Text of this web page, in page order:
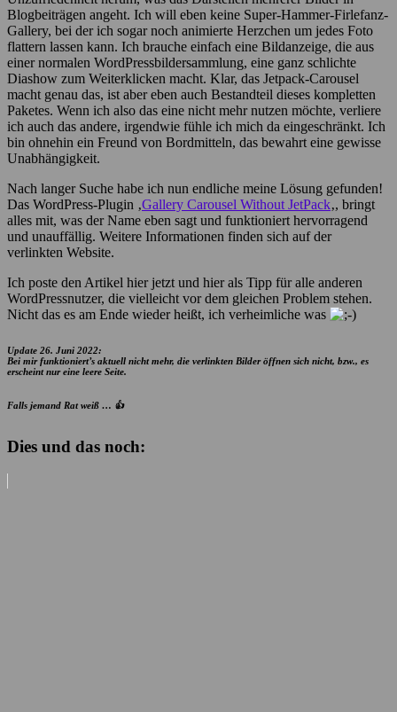
Blogbeiträgen angeht. Ich will eben keine Super-Hammer-Firlefanz-
Gallery, bei der ich sogar noch animierte Herzchen um jedes Foto
flattern lassen kann. Ich brauche einfach eine Bildanzeige, die aus
einer normalen WordPressbildersammlung, eine ganz schlichte
Diashow zum Weiterklicken macht. Klar, das Jetpack-Carousel
macht genau das, ist aber eben auch Bestandteil dieses kompletten
Paketes. Wenn ich also das eine nicht mehr nutzen möchte, verliere
ich auch das andere, irgendwie fühle ich mich da eingeschränkt. Ich
bin ohnehin ein Freund von Bordmitteln, das bewahrt eine gewisse
Unabhängigkeit.
Nach langer Suche habe ich nun endliche meine Lösung gefunden!
Das WordPress-Plugin ‚Gallery Carousel Without JetPack‚, bringt
alles mit, was der Name eben sagt und funktioniert hervorragend
und unauffällig. Weitere Informationen finden sich auf der
verlinkten Website.
Ich poste den Artikel hier jetzt und hier als Tipp für alle anderen
WordPressnutzer, die vielleicht vor dem gleichen Problem stehen.
Nicht das es am Ende wieder heißt, ich verheimliche was
Update 26. Juni 2022:
Bei mir funktioniert’s aktuell nicht mehr, die verlinkten Bilder öffnen sich nicht, bzw., es
erscheint nur eine leere Seite.
Falls jemand Rat weiß … 👍
Dies und das noch: